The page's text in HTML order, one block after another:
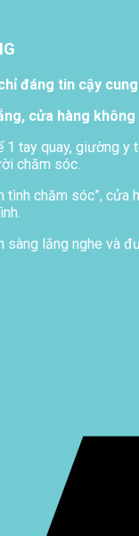
đáng tin cậy
cửa hàng
tay quay, giường
chăm sóc.
chăm sóc”, cửa
lắng nghe và